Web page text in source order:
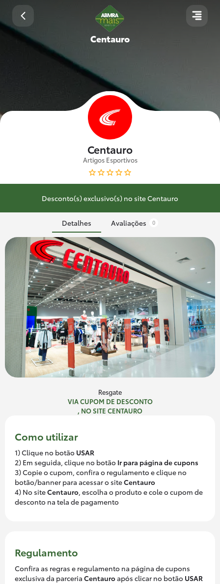
Centauro
Centauro
Artigos Esportivos
Desconto(s) exclusivo(s) no site Centauro
Detalhes Avaliações 0
Resgate
VIA CUPOM DE DESCONTO
, NO SITE CENTAURO
Como utilizar
1) Clique no botão USAR
2) Em seguida, clique no botão Ir para página de cupons
3) Copie o cupom, confira o regulamento e clique no
botão/banner para acessar o siteCentauro
4) No siteCentauro, escolha o produto e cole o cupom de
desconto na tela de pagamento
Regulamento
Confira as regras e regulamento na página de cupons
exclusiva da parceria Centauroapós clicar no botão USAR